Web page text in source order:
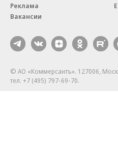
Реклама
Вакансии
© АО «Коммерсантъ». 127006,
тел. +7 (495) 797-69-70.